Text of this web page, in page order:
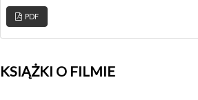
PDF
KSIĄŻKI O FILMIE